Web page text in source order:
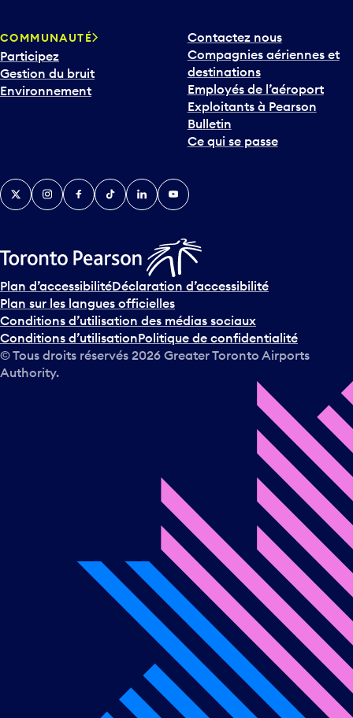
COMMUNAUTÉ
Participez
Gestion du bruit
Environnement
Contactez nous
Compagnies aériennes et
destinations
Employés de l’aéroport
Exploitants à Pearson
Bulletin
Ce qui se passe
TwitterInstagramFacebook
TikTokLinkedInYouTube
Plan d’accessibilitéDéclaration d’accessibilité
Plan sur les langues officielles
Conditions d’utilisation des médias sociaux
Conditions d’utilisationPolitique de confidentialité
© Tous droits réservés 2026 Greater Toronto Airports
Authority.